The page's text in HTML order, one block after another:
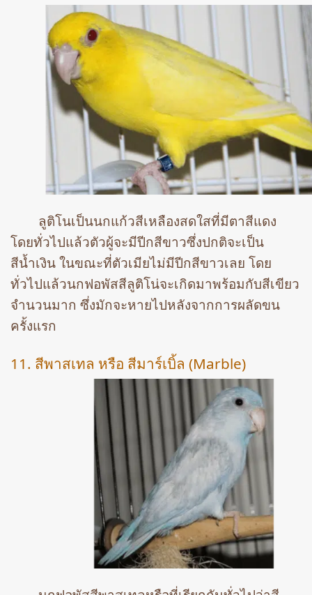
ลูติโนเป็นนกแก้วสีเหลืองสดใสที่มีตาสีแดง
โดยทั่วไปแล้วตัวผู้จะมีปีกสีขาวซึ่งปกติจะเป็น
สีน้ำเงิน ในขณะที่ตัวเมียไม่มีปีกสีขาวเลย โดย
ทั่วไปแล้วนกฟอพัสสีลูติโน่จะเกิดมาพร้อมกับสีเขียว
จำนวนมาก ซึ่งมักจะหายไปหลังจากการผลัดขน
ครั้งแรก
11. สีพาสเทล หรือ สีมาร์เบิ้ล (Marble)